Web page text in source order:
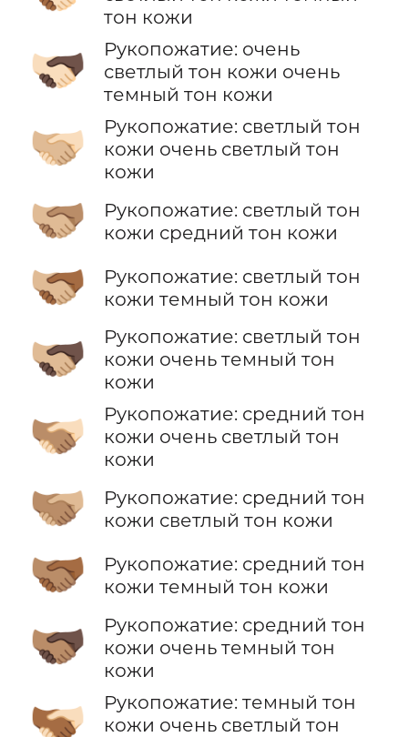
тон кожи
🫱🏻‍🫲🏿
Рукопожатие: очень
светлый тон кожи очень
темный тон кожи
🫱🏼‍🫲🏻
Рукопожатие: светлый тон
кожи очень светлый тон
кожи
🫱🏼‍🫲🏽
Рукопожатие: светлый тон
кожи средний тон кожи
🫱🏼‍🫲🏾
Рукопожатие: светлый тон
кожи темный тон кожи
🫱🏼‍🫲🏿
Рукопожатие: светлый тон
кожи очень темный тон
кожи
🫱🏽‍🫲🏻
Рукопожатие: средний тон
кожи очень светлый тон
кожи
🫱🏽‍🫲🏼
Рукопожатие: средний тон
кожи светлый тон кожи
🫱🏽‍🫲🏾
Рукопожатие: средний тон
кожи темный тон кожи
🫱🏽‍🫲🏿
Рукопожатие: средний тон
кожи очень темный тон
кожи
🫱🏾‍🫲🏻
Рукопожатие: темный тон
кожи очень светлый тон